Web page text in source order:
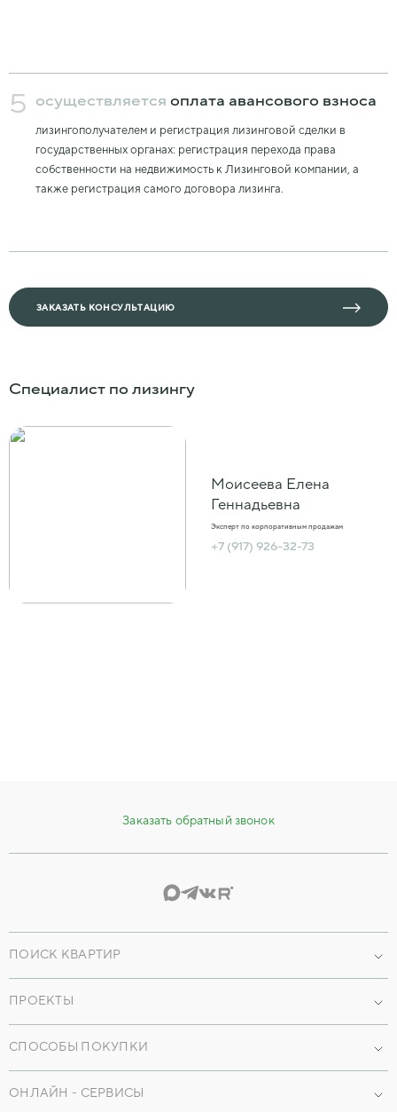
5 осуществляется оплата авансового взноса
лизингополучателем и регистрация лизинговой сделки в
государственных органах: регистрация перехода права
собственности на недвижимость к Лизинговой компании, а
также регистрация самого договора лизинга.
ЗАКАЗАТЬ КОНСУЛЬТАЦИЮ
Специалист по лизингу
Моисеева Елена
Геннадьевна
Эксперт по корпоративным продажам
+7 (917) 926-32-73
Заказать обратный звонок
ПОИСК КВАРТИР
По преимуществам
Машиноместа
ПРОЕКТЫ
СПОСОБЫ ПОКУПКИ
Ипотека
ОНЛАЙН - СЕРВИСЫ